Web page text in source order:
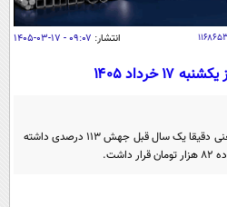
اقتصاد
اقتصادی
جامعه
حوادث
بین الملل
خارجی
و هنر
انتشار: ۰۹:۰۷ - ۱۷-۰۳-۱۴۰۵
خرداد ۱۴۰۵
قیمت دلار البته از 17 خرداد پارسال یعنی دقیقا یک سال قبل جهش 113 درصدی داشته